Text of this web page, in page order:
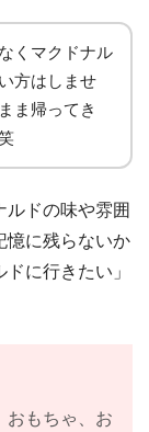
くマクドナル
方はしませ
ま帰ってき
ドの味や雰囲
憶に残らないか
に行きたい」
おもちゃ、お